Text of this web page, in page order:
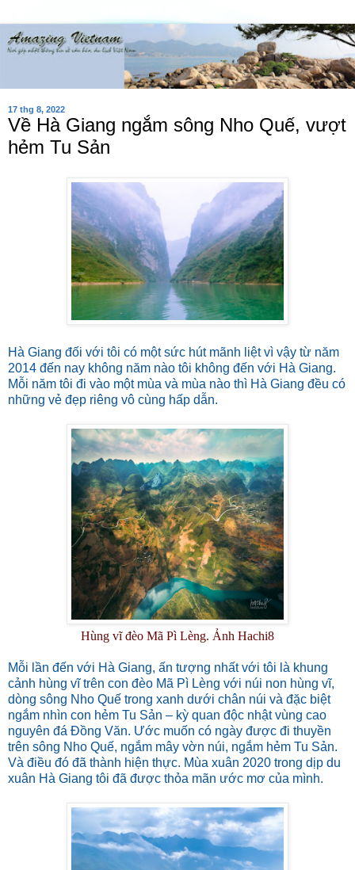
17 thg 8, 2022
Về Hà Giang ngắm sông Nho Quế, vượt
hẻm Tu Sản
Hà Giang đối với tôi có một sức hút mãnh liệt vì vậy từ năm
2014 đến nay không năm nào tôi không đến với Hà Giang.
Mỗi năm tôi đi vào một mùa và mùa nào thì Hà Giang đều có
những vẻ đẹp riêng vô cùng hấp dẫn.
Hùng vĩ đèo Mã Pì Lèng. Ảnh Hachi8
Mỗi lần đến với Hà Giang, ấn tượng nhất với tôi là khung
cảnh hùng vĩ trên con đèo Mã Pì Lèng với núi non hùng vĩ,
dòng sông Nho Quế trong xanh dưới chân núi và đặc biệt
ngắm nhìn con hẻm Tu Sản – kỳ quan độc nhật vùng cao
nguyên đá Đồng Văn. Ước muốn có ngày được đi thuyền
trên sông Nho Quế, ngắm mây vờn núi, ngắm hẻm Tu Sản.
Và điều đó đã thành hiện thực. Mùa xuân 2020 trong dịp du
xuân Hà Giang tôi đã được thỏa mãn ước mơ của mình.